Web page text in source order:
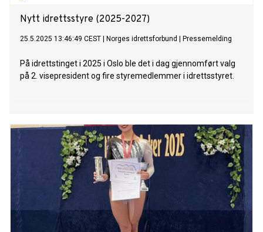
Nytt idrettsstyre (2025-2027)
25.5.2025 13:46:49 CEST Norges idrettsforbund Pressemelding
På idrettstinget i 2025 i Oslo ble det i dag gjennomført valg
på 2. visepresident og fire styremedlemmer i idrettsstyret.